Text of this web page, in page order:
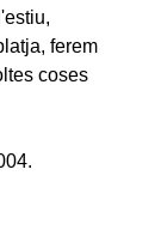
ferem
coses